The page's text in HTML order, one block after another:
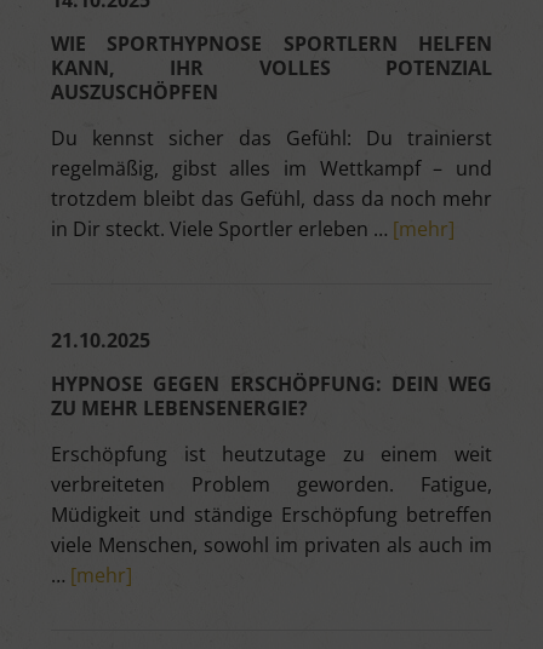
WIE SPORTHYPNOSE SPORTLERN HELFEN
KANN, IHR VOLLES POTENZIAL
AUSZUSCHÖPFEN
Du kennst sicher das Gefühl: Du trainierst
regelmäßig, gibst alles im Wettkampf – und
trotzdem bleibt das Gefühl, dass da noch mehr
in Dir steckt. Viele Sportler erleben … [mehr]
21.10.2025
HYPNOSE GEGEN ERSCHÖPFUNG: DEIN WEG
ZU MEHR LEBENSENERGIE?
Erschöpfung ist heutzutage zu einem weit
verbreiteten Problem geworden. Fatigue,
Müdigkeit und ständige Erschöpfung betreffen
viele Menschen, sowohl im privaten als auch im
… [mehr]